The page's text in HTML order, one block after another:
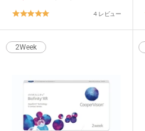
キャンセル
4.8
rating
4 レビュー
2Week